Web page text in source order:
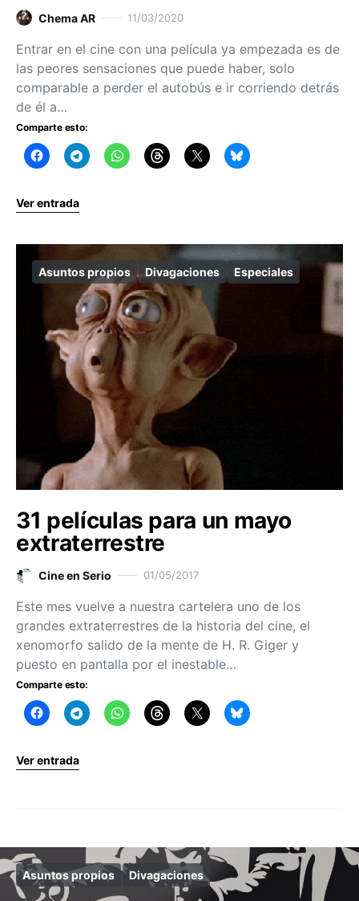
Chema AR 11/03/2020
Entrar en el cine con una película ya empezada es de
las peores sensaciones que puede haber, solo
comparable a perder el autobús e ir corriendo detrás
de él a…
Comparte esto:
Ver entrada
Asuntos propios Divagaciones Especiales
31 películas para un mayo
extraterrestre
Cine en Serio 01/05/2017
Este mes vuelve a nuestra cartelera uno de los
grandes extraterrestres de la historia del cine, el
xenomorfo salido de la mente de H. R. Giger y
puesto en pantalla por el inestable…
Comparte esto:
Ver entrada
Asuntos propios Divagaciones